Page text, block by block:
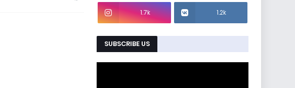
1.7k 1.2k
SUBSCRIBE US